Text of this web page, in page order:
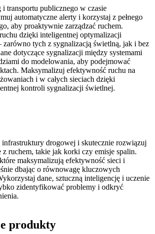
transportu publicznego w czasie
automatyczne alerty i korzystaj z pełnego
aby proaktywnie zarządzać ruchem.
dzięki inteligentnej optymalizacji
tych z sygnalizacją świetlną, jak i bez
dotyczące sygnalizacji między systemami
do modelowania, aby podejmować
Maksymalizuj efektywność ruchu na
i w całych sieciach dzięki
kontroli sygnalizacji świetlnej.
drogowej i skutecznie rozwiązuj
ruchem, takie jak korki czy emisje spalin.
maksymalizują efektywność sieci i
dbając o równowagę kluczowych
dane, sztuczną inteligencję i uczenie
zidentyfikować problemy i odkryć
produkty